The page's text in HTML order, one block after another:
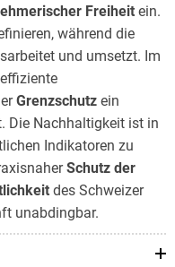
Freiheit ein.
während die
und umsetzt. Im
Grenzschutz ein
Die Nachhaltigkeit ist in
Indikatoren zu
Schutz der
des Schweizer
unabdingbar.